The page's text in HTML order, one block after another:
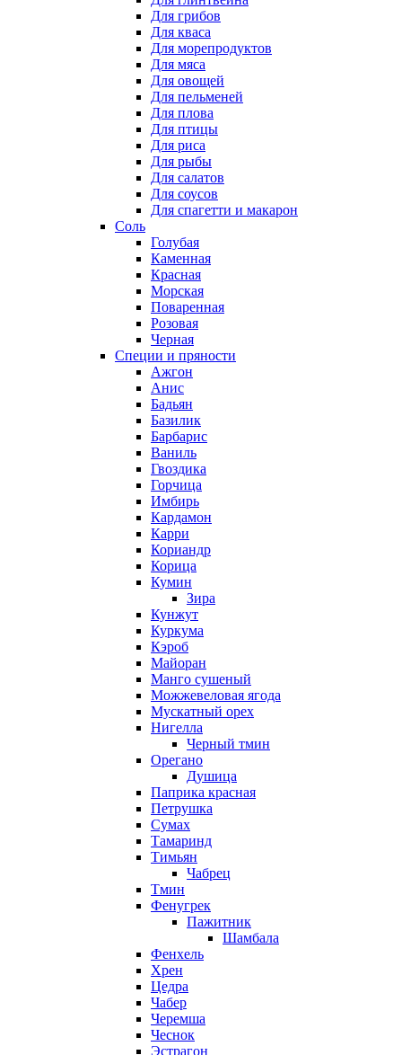
Для грибов
Для кваса
Для морепродуктов
Для мяса
Для овощей
Для пельменей
Для плова
Для птицы
Для риса
Для рыбы
Для салатов
Для соусов
Для спагетти и макарон
Соль
Голубая
Каменная
Красная
Морская
Поваренная
Розовая
Черная
Специи и пряности
Ажгон
Анис
Бадьян
Базилик
Барбарис
Ваниль
Гвоздика
Горчица
Имбирь
Кардамон
Карри
Кориандр
Корица
Кумин
Зира
Кунжут
Куркума
Кэроб
Майоран
Манго сушеный
Можжевеловая ягода
Мускатный орех
Нигелла
Черный тмин
Орегано
Душица
Паприка красная
Петрушка
Сумах
Тамаринд
Тимьян
Чабрец
Тмин
Фенугрек
Пажитник
Шамбала
Фенхель
Хрен
Цедра
Чабер
Черемша
Чеснок
Эстрагон